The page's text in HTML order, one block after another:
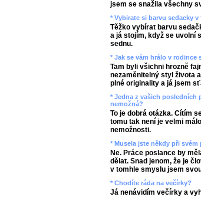
jsem se snažila všechny
* Vybirate si barvu sedacky
Těžko vybírat barvu
a já stojím, když se uvolní
sednu.
* Jak se vám hrálo v rodince
Tam byli všichni hrozně
nezaměnitelný styl života
plné originality a já jsem
* Jedna z vašich posledních
nemožná?
To je dobrá otázka. Cítím
tomu tak není je velmi
nemožnosti.
* Musela jste někdy při
Ne. Práce poslance by
dělat. Snad jenom, že je
v tomhle smyslu jsem
* Chodíte ráda na večírky?
Já nenávidím večírky a